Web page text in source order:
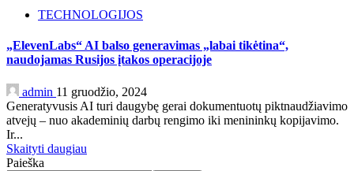
TECHNOLOGIJOS
„ElevenLabs“ AI balso generavimas „labai tikėtina“,
naudojamas Rusijos įtakos operacijoje
admin 11 gruodžio, 2024
Generatyvusis AI turi daugybę gerai dokumentuotų piktnaudžiavimo
atvejų – nuo ​​akademinių darbų rengimo iki menininkų kopijavimo.
Ir...
Skaityti daugiau
Paieška